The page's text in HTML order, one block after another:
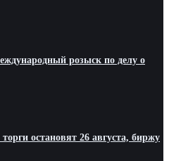
розыск по делу о
остановят 26 августа, биржу